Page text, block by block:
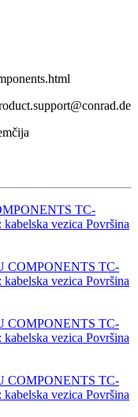
TC-
vezica Površina
COMPONENTS TC-
vezica Površina
COMPONENTS TC-
vezica Površina
COMPONENTS TC-
vezica Površina